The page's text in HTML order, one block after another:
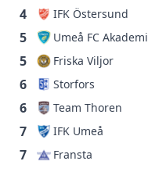
4 IFK Östersund
5 Umeå FC Akademi
5 Friska Viljor
6 Storfors
6 Team Thoren
7 IFK Umeå
7 Fransta